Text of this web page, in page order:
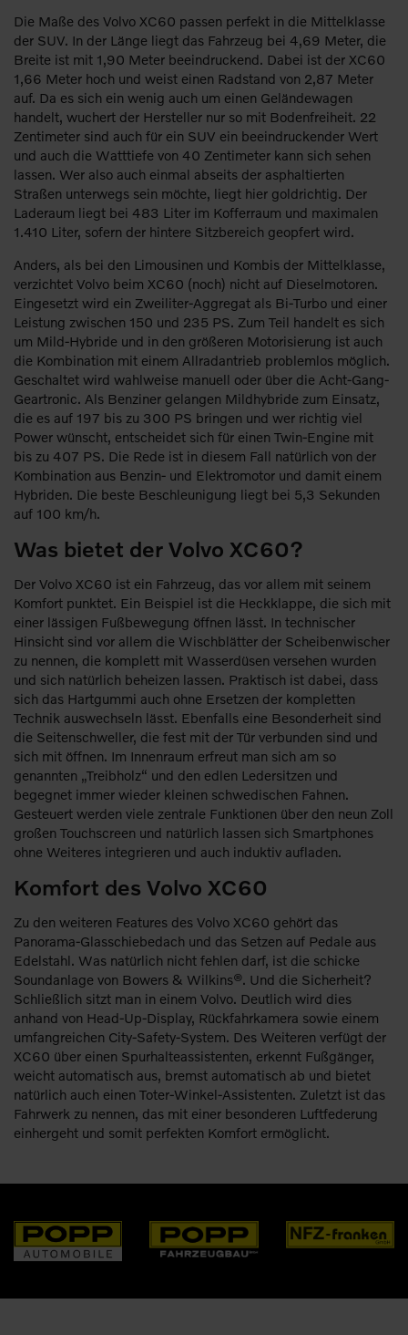
Die Maße des Volvo XC60 passen perfekt in die Mittelklasse
der SUV. In der Länge liegt das Fahrzeug bei 4,69 Meter, die
Breite ist mit 1,90 Meter beeindruckend. Dabei ist der XC60
1,66 Meter hoch und weist einen Radstand von 2,87 Meter
auf. Da es sich ein wenig auch um einen Geländewagen
handelt, wuchert der Hersteller nur so mit Bodenfreiheit. 22
Zentimeter sind auch für ein SUV ein beeindruckender Wert
und auch die Watttiefe von 40 Zentimeter kann sich sehen
lassen. Wer also auch einmal abseits der asphaltierten
Straßen unterwegs sein möchte, liegt hier goldrichtig. Der
Laderaum liegt bei 483 Liter im Kofferraum und maximalen
1.410 Liter, sofern der hintere Sitzbereich geopfert wird.
Anders, als bei den Limousinen und Kombis der Mittelklasse,
verzichtet Volvo beim XC60 (noch) nicht auf Dieselmotoren.
Eingesetzt wird ein Zweiliter-Aggregat als Bi-Turbo und einer
Leistung zwischen 150 und 235 PS. Zum Teil handelt es sich
um Mild-Hybride und in den größeren Motorisierung ist auch
die Kombination mit einem Allradantrieb problemlos möglich.
Geschaltet wird wahlweise manuell oder über die Acht-Gang-
Geartronic. Als Benziner gelangen Mildhybride zum Einsatz,
die es auf 197 bis zu 300 PS bringen und wer richtig viel
Power wünscht, entscheidet sich für einen Twin-Engine mit
bis zu 407 PS. Die Rede ist in diesem Fall natürlich von der
Kombination aus Benzin- und Elektromotor und damit einem
Hybriden. Die beste Beschleunigung liegt bei 5,3 Sekunden
auf 100 km/h.
Was bietet der Volvo XC60?
Der Volvo XC60 ist ein Fahrzeug, das vor allem mit seinem
Komfort punktet. Ein Beispiel ist die Heckklappe, die sich mit
einer lässigen Fußbewegung öffnen lässt. In technischer
Hinsicht sind vor allem die Wischblätter der Scheibenwischer
zu nennen, die komplett mit Wasserdüsen versehen wurden
und sich natürlich beheizen lassen. Praktisch ist dabei, dass
sich das Hartgummi auch ohne Ersetzen der kompletten
Technik auswechseln lässt. Ebenfalls eine Besonderheit sind
die Seitenschweller, die fest mit der Tür verbunden sind und
sich mit öffnen. Im Innenraum erfreut man sich am so
genannten „Treibholz“ und den edlen Ledersitzen und
begegnet immer wieder kleinen schwedischen Fahnen.
Gesteuert werden viele zentrale Funktionen über den neun Zoll
großen Touchscreen und natürlich lassen sich Smartphones
ohne Weiteres integrieren und auch induktiv aufladen.
Komfort des Volvo XC60
Zu den weiteren Features des Volvo XC60 gehört das
Panorama-Glasschiebedach und das Setzen auf Pedale aus
Edelstahl. Was natürlich nicht fehlen darf, ist die schicke
Soundanlage von Bowers & Wilkins®. Und die Sicherheit?
Schließlich sitzt man in einem Volvo. Deutlich wird dies
anhand von Head-Up-Display, Rückfahrkamera sowie einem
umfangreichen City-Safety-System. Des Weiteren verfügt der
XC60 über einen Spurhalteassistenten, erkennt Fußgänger,
weicht automatisch aus, bremst automatisch ab und bietet
natürlich auch einen Toter-Winkel-Assistenten. Zuletzt ist das
Fahrwerk zu nennen, das mit einer besonderen Luftfederung
einhergeht und somit perfekten Komfort ermöglicht.